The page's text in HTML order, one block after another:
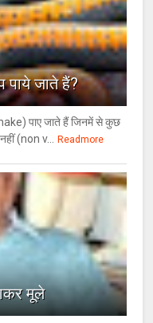
पाये जाते हैं?
पाए जाते हैं जिनमें से कुछ
(non v...
Readmore
मूले